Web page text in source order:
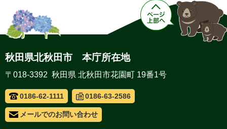
秋田県北秋田市 本庁所在地
〒018-3392 秋田県 北秋田市花園町 19番1号
0186-62-1111 0186-63-2586
メールでのお問い合わせ